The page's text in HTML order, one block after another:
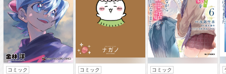
コミック コミック コミック